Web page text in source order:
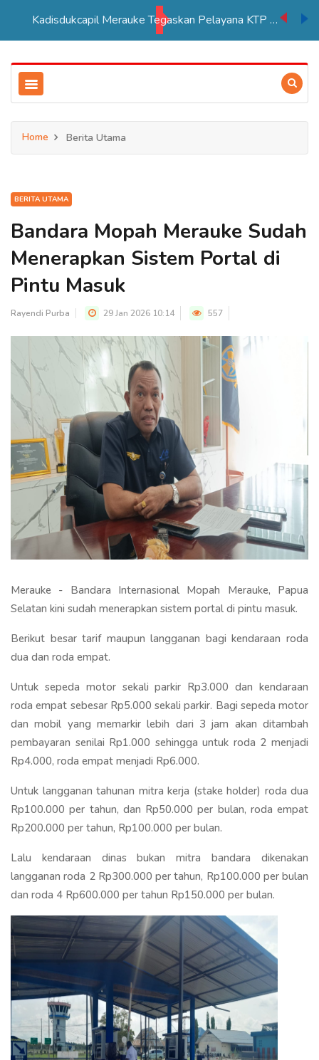
Kadisdukcapil Merauke Tegaskan Pelayana KTP Sesuai SOP
Home Berita Utama
BERITA UTAMA
Bandara Mopah Merauke Sudah
Menerapkan Sistem Portal di
Pintu Masuk
Rayendi Purba 29 Jan 2026 10:14 557
Merauke - Bandara Internasional Mopah Merauke, Papua
Selatan kini sudah menerapkan sistem portal di pintu masuk.
Berikut besar tarif maupun langganan bagi kendaraan roda
dua dan roda empat.
Untuk sepeda motor sekali parkir Rp3.000 dan kendaraan
roda empat sebesar Rp5.000 sekali parkir. Bagi sepeda motor
dan mobil yang memarkir lebih dari 3 jam akan ditambah
pembayaran senilai Rp1.000 sehingga untuk roda 2 menjadi
Rp4.000, roda empat menjadi Rp6.000.
Untuk langganan tahunan mitra kerja (stake holder) roda dua
Rp100.000 per tahun, dan Rp50.000 per bulan, roda empat
Rp200.000 per tahun, Rp100.000 per bulan.
Lalu kendaraan dinas bukan mitra bandara dikenakan
langganan roda 2 Rp300.000 per tahun, Rp100.000 per bulan
dan roda 4 Rp600.000 per tahun Rp150.000 per bulan.